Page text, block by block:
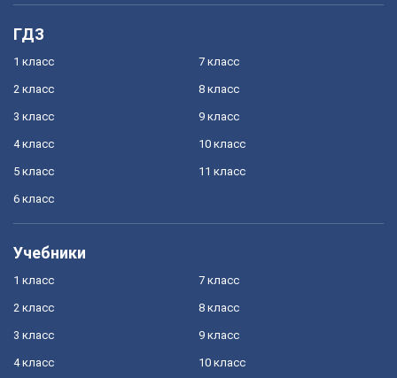
ГДЗ
1 класс
2 класс
3 класс
4 класс
5 класс
6 класс
7 класс
8 класс
9 класс
10 класс
11 класс
Учебники
1 класс
2 класс
3 класс
4 класс
7 класс
8 класс
9 класс
10 класс